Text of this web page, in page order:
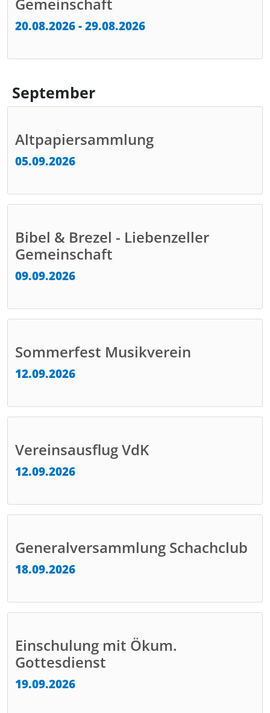
20.08.2026 - 29.08.2026
September
Altpapiersammlung
05.09.2026
Bibel & Brezel - Liebenzeller
Gemeinschaft
09.09.2026
Sommerfest Musikverein
12.09.2026
Vereinsausflug VdK
12.09.2026
Generalversammlung Schachclub
18.09.2026
Einschulung mit Ökum.
Gottesdienst
19.09.2026